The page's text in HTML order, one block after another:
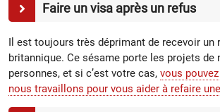
Faire un visa après un refus
Il est toujours très déprimant de recevoir
britannique. Ce sésame porte les projets de
personnes, et si c’est votre cas, vous
nous travaillons pour vous aider à refaire